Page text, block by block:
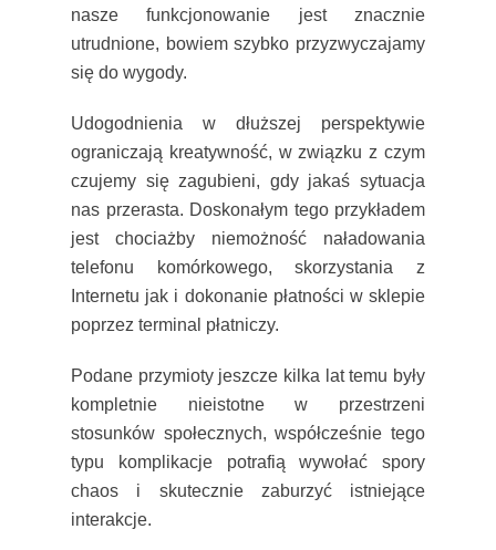
nasze funkcjonowanie jest znacznie
utrudnione, bowiem szybko przyzwyczajamy
się do wygody.
Udogodnienia w dłuższej perspektywie
ograniczają kreatywność, w związku z czym
czujemy się zagubieni, gdy jakaś sytuacja
nas przerasta. Doskonałym tego przykładem
jest chociażby niemożność naładowania
telefonu komórkowego, skorzystania z
Internetu jak i dokonanie płatności w sklepie
poprzez terminal płatniczy.
Podane przymioty jeszcze kilka lat temu były
kompletnie nieistotne w przestrzeni
stosunków społecznych, współcześnie tego
typu komplikacje potrafią wywołać spory
chaos i skutecznie zaburzyć istniejące
interakcje.